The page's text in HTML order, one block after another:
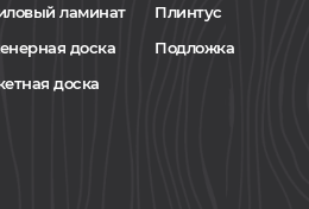
ламинат
доска
доска
Плинтус
Подложка